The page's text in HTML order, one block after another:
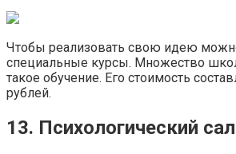
Чтобы реализовать свою идею
специальные курсы. Множество
такое обучение. Его стоимость
рублей.
13. Психологический